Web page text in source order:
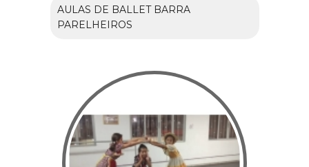
AULAS DE BALLET BARRA
PARELHEIROS